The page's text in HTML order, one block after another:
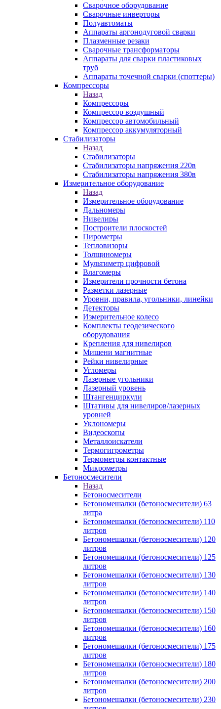
Сварочное оборудование
Сварочные инверторы
Полуавтоматы
Аппараты аргонодуговой сварки
Плазменные резаки
Сварочные трансформаторы
Аппараты для сварки пластиковых
труб
Аппараты точечной сварки (споттеры)
Компрессоры
Назад
Компрессоры
Компрессор воздушный
Компрессор автомобильный
Компрессор аккумуляторный
Стабилизаторы
Назад
Стабилизаторы
Стабилизаторы напряжения 220в
Стабилизаторы напряжения 380в
Измерительное оборудование
Назад
Измерительное оборудование
Дальномеры
Нивелиры
Построители плоскостей
Пирометры
Тепловизоры
Толщиномеры
Мультиметр цифровой
Влагомеры
Измерители прочности бетона
Разметки лазерные
Уровни, правила, угольники, линейки
Детекторы
Измерительное колесо
Комплекты геодезического
оборудования
Крепления для нивелиров
Мишени магнитные
Рейки нивелирные
Угломеры
Лазерные угольники
Лазерный уровень
Штангенциркули
Штативы для нивелиров/лазерных
уровней
Уклономеры
Видеоскопы
Металлоискатели
Термогигрометры
Термометры контактные
Микрометры
Бетоносмесители
Назад
Бетоносмесители
Бетономешалки (бетоносмесители) 63
литра
Бетономешалки (бетоносмесители) 110
литров
Бетономешалки (бетоносмесители) 120
литров
Бетономешалки (бетоносмесители) 125
литров
Бетономешалки (бетоносмесители) 130
литров
Бетономешалки (бетоносмесители) 140
литров
Бетономешалки (бетоносмесители) 150
литров
Бетономешалки (бетоносмесители) 160
литров
Бетономешалки (бетоносмесители) 175
литров
Бетономешалки (бетоносмесители) 180
литров
Бетономешалки (бетоносмесители) 200
литров
Бетономешалки (бетоносмесители) 230